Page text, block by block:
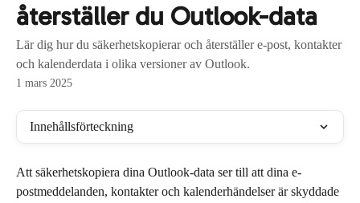
återställer du Outlook-data
Lär dig hur du säkerhetskopierar och återställer e-post, kontakter
och kalenderdata i olika versioner av Outlook.
1 mars 2025
Innehållsförteckning
Att säkerhetskopiera dina Outlook-data ser till att dina e-
postmeddelanden, kontakter och kalenderhändelser är skyddade